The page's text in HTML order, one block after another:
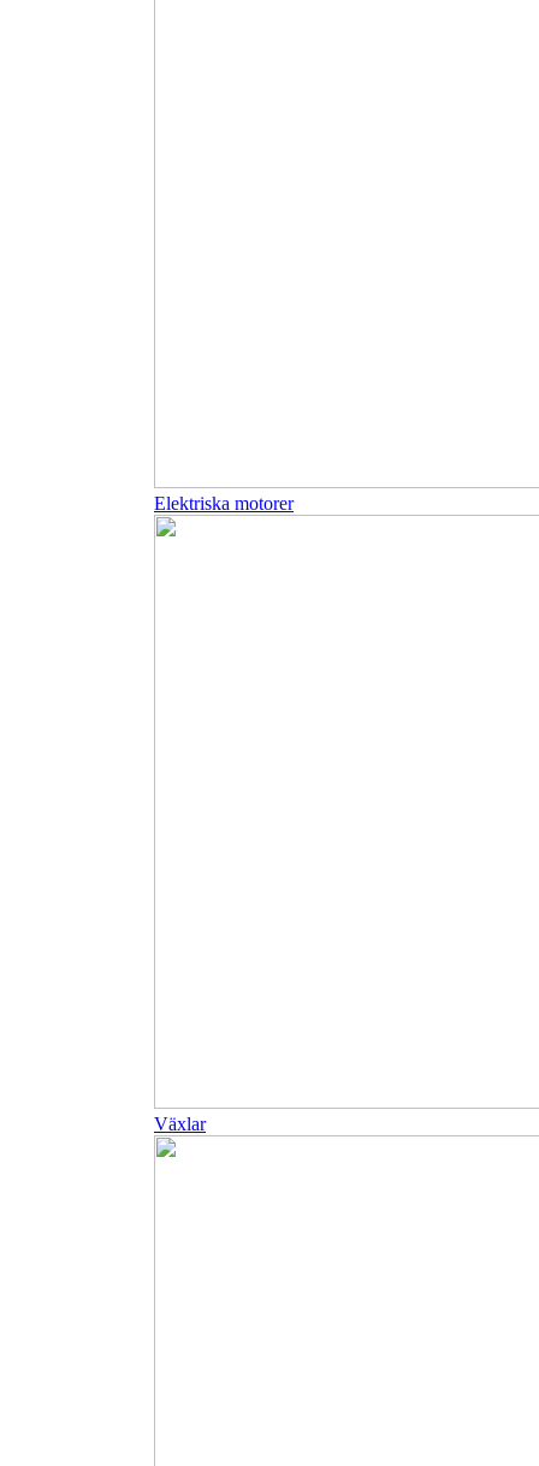
Elektriska motorer
Växlar